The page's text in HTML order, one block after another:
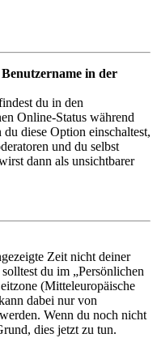
in der
du in den
Online-Status während
diese Option einschaltest,
und du selbst
dann als unsichtbarer
Zeit nicht deiner
du im „Persönlichen
(Mitteleuropäische
dabei nur von
Wenn du noch nicht
dies jetzt zu tun.